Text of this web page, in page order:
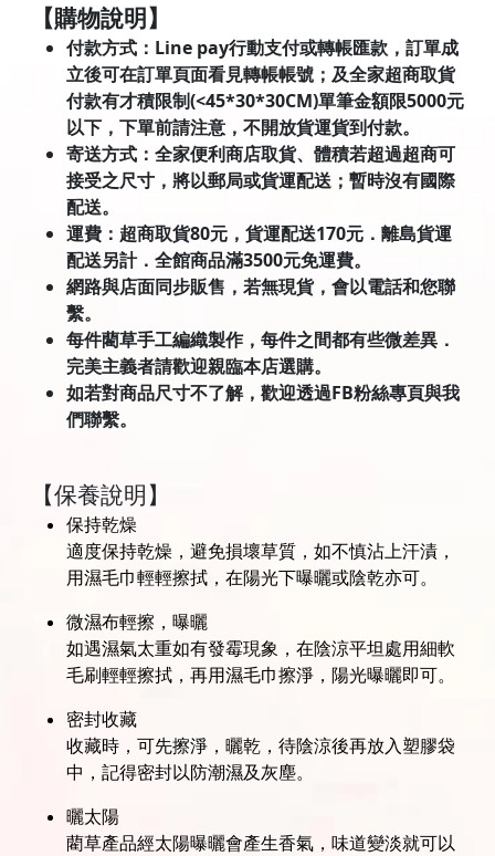
【購物說明】
付款方式：Line pay行動支付或轉帳匯款，訂單成
立後可在訂單頁面看見轉帳帳號；及全家超商取貨
付款有才積限制(<45*30*30CM)單筆金額限5000元
以下，下單前請注意，不開放貨運貨到付款。
寄送方式：全家便利商店取貨、體積若超過超商可
接受之尺寸，將以郵局或貨運配送；暫時沒有國際
配送。
運費：超商取貨80元，貨運配送170元．離島貨運
配送另計．全館商品滿3500元免運費。
網路與店面同步販售，若無現貨，會以電話和您聯
繫。
每件藺草手工編織製作，每件之間都有些微差異．
完美主義者請歡迎親臨本店選購。
如若對商品尺寸不了解，歡迎透過FB粉絲專頁與我
們聯繫。
【保養說明】
保持乾燥
適度保持乾燥，避免損壞草質，如不慎沾上汗漬，
用濕毛巾輕輕擦拭，在陽光下曝曬或陰乾亦可。
微濕布輕擦，曝曬
如遇濕氣太重如有發霉現象，在陰涼平坦處用細軟
毛刷輕輕擦拭，再用濕毛巾擦淨，陽光曝曬即可。
密封收藏
收藏時，可先擦淨，曬乾，待陰涼後再放入塑膠袋
中，記得密封以防潮濕及灰塵。
曬太陽
藺草產品經太陽曝曬會產生香氣，味道變淡就可以